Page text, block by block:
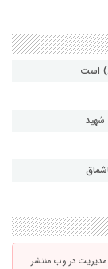
است
در وب منتشر